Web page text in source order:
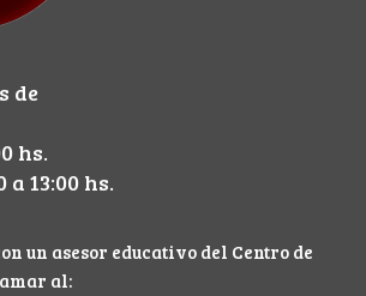
de
hs.
a 13:00 hs.
un asesor educativo del Centro de
al: